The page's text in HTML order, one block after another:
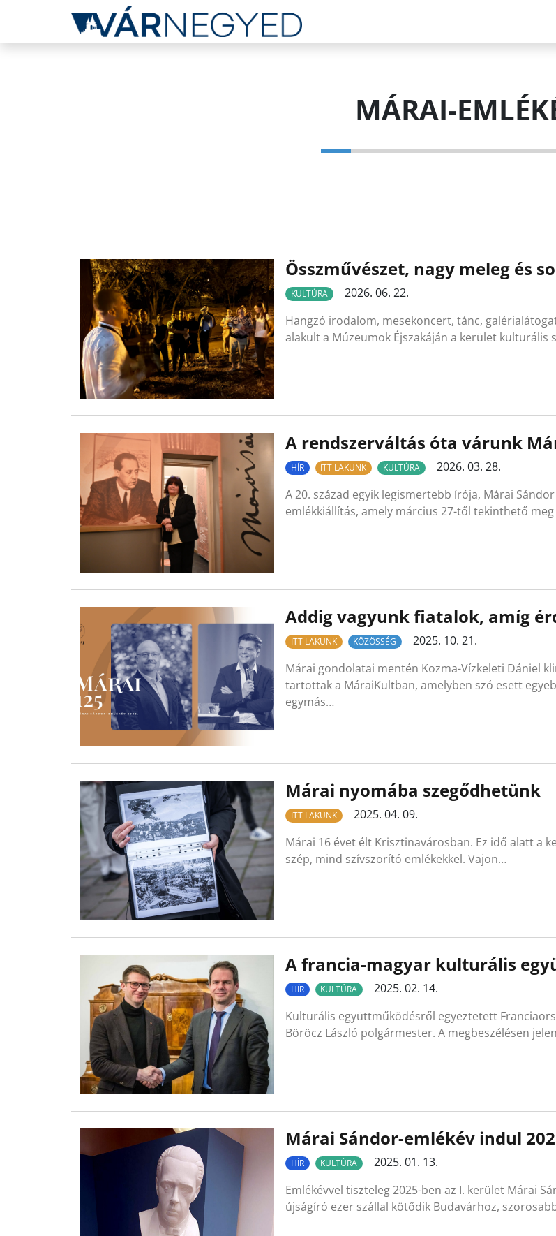
MÁRAI-
Összművészet, nagy meleg és
KULTÚRA
2026. 06. 22.
Hangzó irodalom, mesekoncert, tánc,
alakult a Múzeumok Éjszakáján a kerület
A rendszerváltás óta várunk
HÍR ITT LAKUNK KULTÚRA
2026. 03. 28.
A 20. század egyik legismertebb írója, Márai
emlékkiállítás, amely március 27-től tekinthető
Addig vagyunk fiatalok, amíg
ITT LAKUNK KÖZÖSSÉG
2025. 10. 21.
Márai gondolatai mentén Kozma-Vízkeleti Dániel
tartottak a MáraiKultban, amelyben szó esett
egymás…
Márai nyomába szegődhetünk
ITT LAKUNK
2025. 04. 09.
Márai 16 évet élt Krisztinavárosban. Ez idő alatt a
szép, mind szívszorító emlékekkel. Vajon…
A francia-magyar kulturális
HÍR KULTÚRA
2025. 02. 14.
Kulturális együttműködésről egyeztetett
Böröcz László polgármester. A megbeszélésen
Márai Sándor-emlékév indul
HÍR KULTÚRA
2025. 01. 13.
Emlékévvel tiszteleg 2025-ben az I. kerület Márai
újságíró ezer szállal kötődik Budavárhoz,